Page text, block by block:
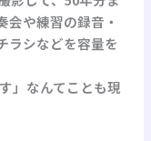
会や練習の録音・
ラシなどを容量を
」なんてことも現